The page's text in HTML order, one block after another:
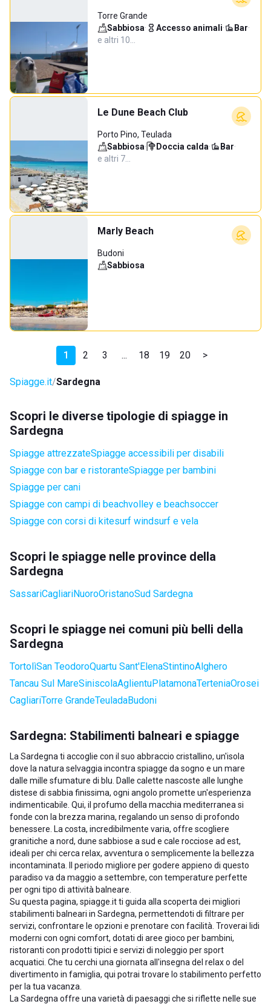
Torre Grande
Sabbiosa· Accesso animali· Bar·
e altri 10…
Le Dune Beach Club
Porto Pino, Teulada
Sabbiosa· Doccia calda· Bar·
e altri 7…
Marly Beach
Budoni
Sabbiosa
1 2 3 ... 18 19 20 >
Spiagge.it Sardegna
Scopri le diverse tipologie di spiagge in
Sardegna
Spiagge attrezzateSpiagge accessibili per disabili
Spiagge con bar e ristoranteSpiagge per bambini
Spiagge per cani
Spiagge con campi di beachvolley e beachsoccer
Spiagge con corsi di kitesurf windsurf e vela
Scopri le spiagge nelle province della
Sardegna
SassariCagliariNuoroOristanoSud Sardegna
Scopri le spiagge nei comuni più belli della
Sardegna
TortolìSan TeodoroQuartu Sant'ElenaStintinoAlghero
Tancau Sul MareSiniscolaAglientuPlatamonaTerteniaOrosei
CagliariTorre GrandeTeuladaBudoni
Sardegna: Stabilimenti balneari e spiagge
La Sardegna ti accoglie con il suo abbraccio cristallino, un'isola
dove la natura selvaggia incontra spiagge da sogno e un mare
dalle mille sfumature di blu. Dalle calette nascoste alle lunghe
distese di sabbia finissima, ogni angolo promette un'esperienza
indimenticabile. Qui, il profumo della macchia mediterranea si
fonde con la brezza marina, regalando un senso di profondo
benessere. La costa, incredibilmente varia, offre scogliere
granitiche a nord, dune sabbiose a sud e cale rocciose ad est,
ideali per chi cerca relax, avventura o semplicemente la bellezza
incontaminata. Il periodo migliore per godere appieno di questo
paradiso va da maggio a settembre, con temperature perfette
per ogni tipo di attività balneare.
Su questa pagina, spiagge.it ti guida alla scoperta dei migliori
stabilimenti balneari in Sardegna, permettendoti di filtrare per
servizi, confrontare le opzioni e prenotare con facilità. Troverai lidi
moderni con ogni comfort, dotati di aree gioco per bambini,
ristoranti con prodotti tipici e servizi di noleggio per sport
acquatici. Che tu cerchi una giornata all'insegna del relax o del
divertimento in famiglia, qui potrai trovare lo stabilimento perfetto
per la tua vacanza.
La Sardegna offre una varietà di paesaggi che si riflette nelle sue